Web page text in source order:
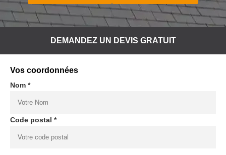
DEMANDEZ UN DEVIS GRATUIT
Vos coordonnées
Nom *
Code postal *